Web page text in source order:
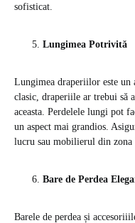
sofisticat.
Lungimea Potrivită
Lungimea draperiilor este un
clasic, draperiile ar trebui să
aceasta. Perdelele lungi pot
un aspect mai grandios.
lucru sau mobilierul din zona
Bare de Perdea
Barele de perdea și